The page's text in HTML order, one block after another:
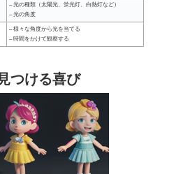
– 光の種類（太陽光、蛍光灯、白熱灯など）
– 光の角度
– 様々な角度から光を当てる
– 時間をかけて観察する
つける喜び